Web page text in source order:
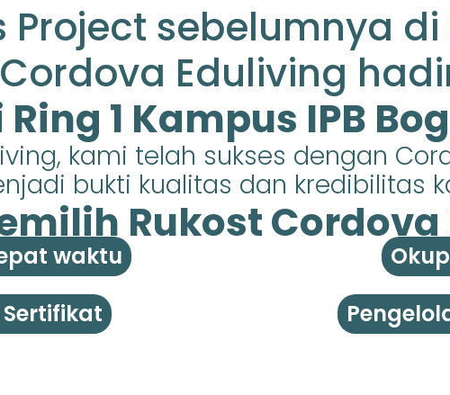
Project sebelumnya
Cordova Eduliving
Ring 1 Kampus IPB
kami telah sukses dengan
bukti kualitas dan kredibilitas
Rukost Cordova
waktu